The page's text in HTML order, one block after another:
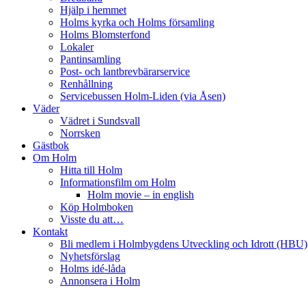
Hjälp i hemmet
Holms kyrka och Holms församling
Holms Blomsterfond
Lokaler
Pantinsamling
Post- och lantbrevbärarservice
Renhållning
Servicebussen Holm-Liden (via Åsen)
Väder
Vädret i Sundsvall
Norrsken
Gästbok
Om Holm
Hitta till Holm
Informationsfilm om Holm
Holm movie – in english
Köp Holmboken
Visste du att…
Kontakt
Bli medlem i Holmbygdens Utveckling och Idrott (HBU)
Nyhetsförslag
Holms idé-låda
Annonsera i Holm